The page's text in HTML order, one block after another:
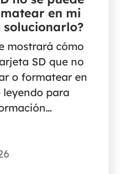
en mi
solucionarlo?
mostrará cómo
SD que no
o formatear en
leyendo para